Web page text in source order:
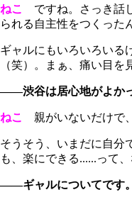
ねこ
ですね。さっき話
られる自主性をつくった
ギャルにもいろいろいる
（笑）。まぁ、痛い目を
――渋谷は居心地がよか
ねこ 親がいないだけで
そうそう、いまだに自分
も、楽にできる......って
――ギャルについてです。